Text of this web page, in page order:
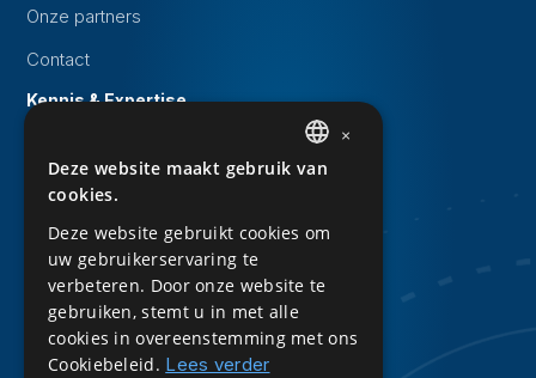
Onze partners
Contact
Kennis & Expertise
Whitepapers
Kennisbank
Downloads
Privacy Statement
Sitemap
DUTCH
×
Deze website maakt gebruik van
cookies.
Deze website gebruikt cookies om
uw gebruikerservaring te
verbeteren. Door onze website te
gebruiken, stemt u in met alle
cookies in overeenstemming met ons
Cookiebeleid. Lees verder